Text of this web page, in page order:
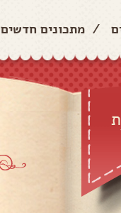
/ מתכונים חדשים